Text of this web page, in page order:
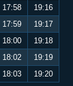
17:58
19:16
17:59
19:17
18:00
19:18
18:02
19:19
18:03 19:20